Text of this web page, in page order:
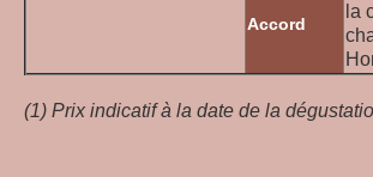
Accord
la
(1) Prix indicatif à la date de la